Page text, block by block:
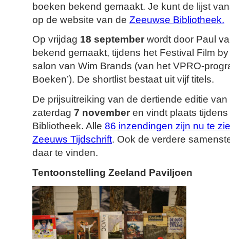
boeken bekend gemaakt. Je kunt de lijst
op de website van de Zeeuwse Bibliotheek.
Op vrijdag 18 september wordt door Paul
bekend gemaakt, tijdens het Festival Film
salon van Wim Brands (van het VPRO-
Boeken’). De shortlist bestaat uit vijf titels.
De prijsuitreiking van de dertiende editie
zaterdag 7 november en vindt plaats
Bibliotheek. Alle 86 inzendingen zijn nu te
Zeeuws Tijdschrift. Ook de verdere
daar te vinden.
Tentoonstelling Zeeland Paviljoen